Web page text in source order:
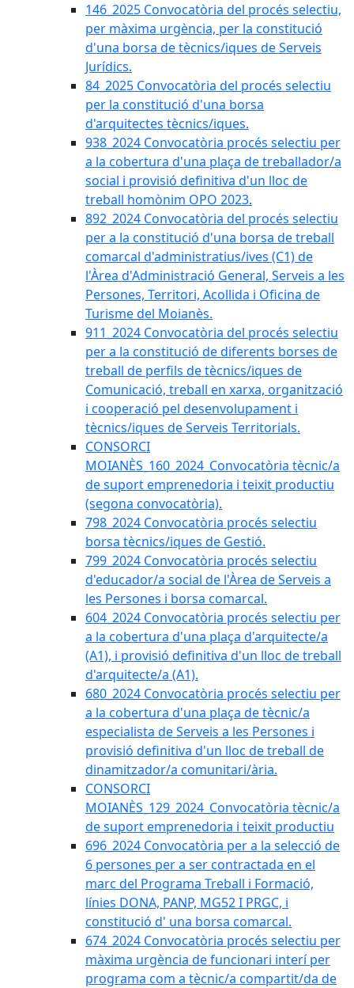
146_2025 Convocatòria del procés selectiu,
per màxima urgència, per la constitució
d'una borsa de tècnics/iques de Serveis
Jurídics.
84_2025 Convocatòria del procés selectiu
per la constitució d'una borsa
d'arquitectes tècnics/iques.
938_2024 Convocatòria procés selectiu per
a la cobertura d'una plaça de treballador/a
social i provisió definitiva d'un lloc de
treball homònim OPO 2023.
892_2024 Convocatòria del procés selectiu
per a la constitució d'una borsa de treball
comarcal d'administratius/ives (C1) de
l'Àrea d'Administració General, Serveis a les
Persones, Territori, Acollida i Oficina de
Turisme del Moianès.
911_2024 Convocatòria del procés selectiu
per a la constitució de diferents borses de
treball de perfils de tècnics/iques de
Comunicació, treball en xarxa, organització
i cooperació pel desenvolupament i
tècnics/iques de Serveis Territorials.
CONSORCI
MOIANÈS_160_2024_Convocatòria tècnic/a
de suport emprenedoria i teixit productiu
(segona convocatòria).
798_2024 Convocatòria procés selectiu
borsa tècnics/iques de Gestió.
799_2024 Convocatòria procés selectiu
d'educador/a social de l'Àrea de Serveis a
les Persones i borsa comarcal.
604_2024 Convocatòria procés selectiu per
a la cobertura d'una plaça d'arquitecte/a
(A1), i provisió definitiva d'un lloc de treball
d'arquitecte/a (A1).
680_2024 Convocatòria procés selectiu per
a la cobertura d'una plaça de tècnic/a
especialista de Serveis a les Persones i
provisió definitiva d'un lloc de treball de
dinamitzador/a comunitari/ària.
CONSORCI
MOIANÈS_129_2024_Convocatòria tècnic/a
de suport emprenedoria i teixit productiu
696_2024 Convocatòria per a la selecció de
6 persones per a ser contractada en el
marc del Programa Treball i Formació,
línies DONA, PANP, MG52 I PRGC, i
constitució d' una borsa comarcal.
674_2024 Convocatòria procés selectiu per
màxima urgència de funcionari interí per
programa com a tècnic/a compartit/da de